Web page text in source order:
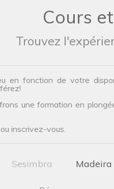
Cours
Trouvez
en fonction de votre
une formation en
inscrivez-vous.
Sesimbra Madeira